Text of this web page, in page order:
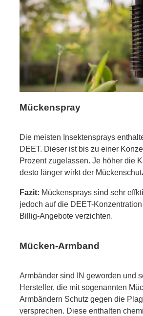
Mückenspray
Die meisten Insektensprays
DEET. Dieser ist bis zu einer
Prozent zugelassen. Je höher die
desto länger wirkt der
Fazit: Mückensprays sind sehr
jedoch auf die DEET-
Billig-Angebote verzichten.
Mücken-Armband
Armbänder sind IN geworden und
Hersteller, die mit sogenannten
Armbändern Schutz gegen die
versprechen. Diese enthalten